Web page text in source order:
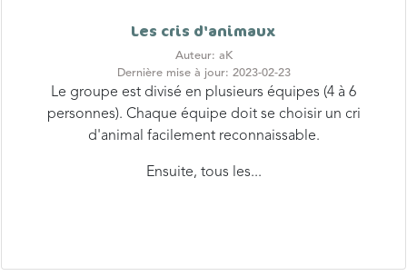
Les cris d'animaux
Auteur: aK
Dernière mise à jour: 2023-02-23
Le groupe est divisé en plusieurs équipes (4 à 6
personnes). Chaque équipe doit se choisir un cri
d'animal facilement reconnaissable.
Ensuite, tous les...